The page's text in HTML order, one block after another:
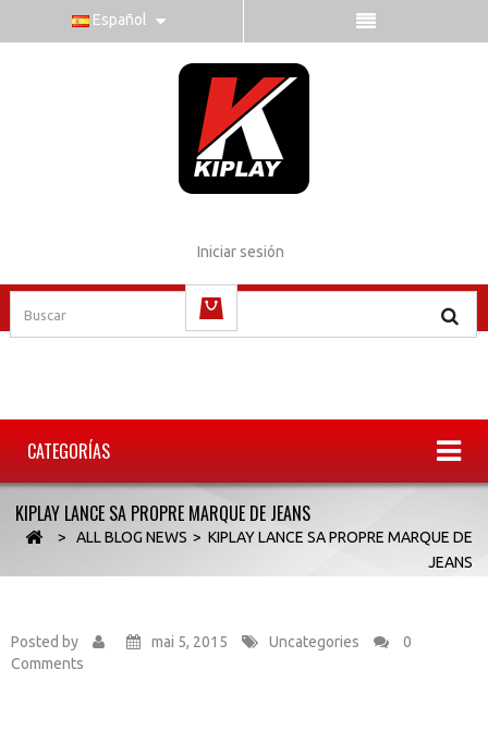
Español
Iniciar sesión
CATEGORÍAS
KIPLAY LANCE SA PROPRE MARQUE DE JEANS
> ALL BLOG NEWS > KIPLAY LANCE SA PROPRE MARQUE DE
JEANS
Posted by mai 5, 2015 Uncategories
0
Comments